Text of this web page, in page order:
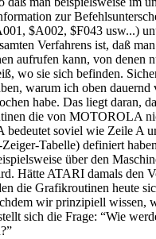
zur
$A002, $F043 usw...)
Verfahrens ist, daß
aufrufen kann, von denen
wo sie sich befinden.
warum ich oben dauernd
habe. Das liegt daran,
die von MOTOROLA
bedeutet soviel wie Zeile A
Tabelle) definiert
über den
Hätte ATARI damals den
die Grafikroutinen heute
wir prinzipiell wissen,
sich die Frage: “Wie